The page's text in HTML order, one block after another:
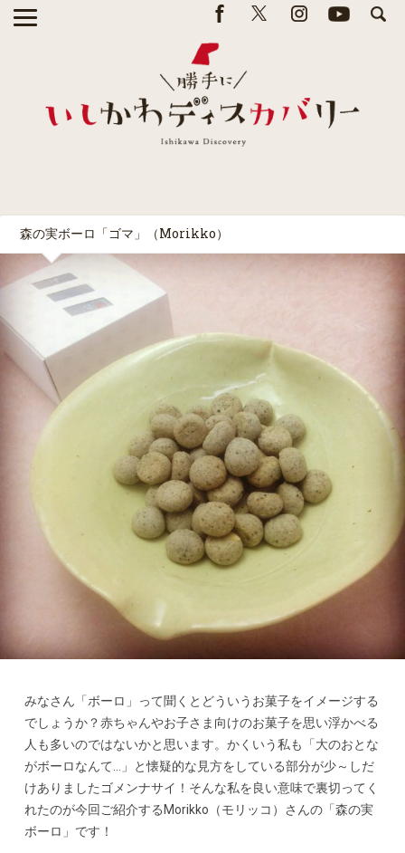
森の実ボーロ「ゴマ」（Morikko）
みなさん「ボーロ」って聞くとどういうお菓子をイメージする
でしょうか？赤ちゃんやお子さま向けのお菓子を思い浮かべる
人も多いのではないかと思います。かくいう私も「大のおとな
がボーロなんて…」と懐疑的な見方をしている部分が少～しだ
けありましたゴメンナサイ！そんな私を良い意味で裏切ってく
れたのが今回ご紹介するMorikko（モリッコ）さんの「森の実
ボーロ」です！